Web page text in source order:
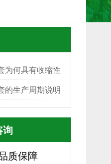
为何具有收缩性
的生产周期说明
询
质保障